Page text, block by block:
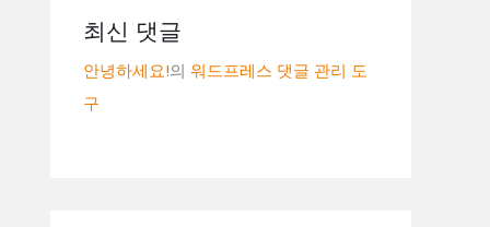
최신 댓글
안녕하세요!의 워드프레스 댓글 관리 도
구